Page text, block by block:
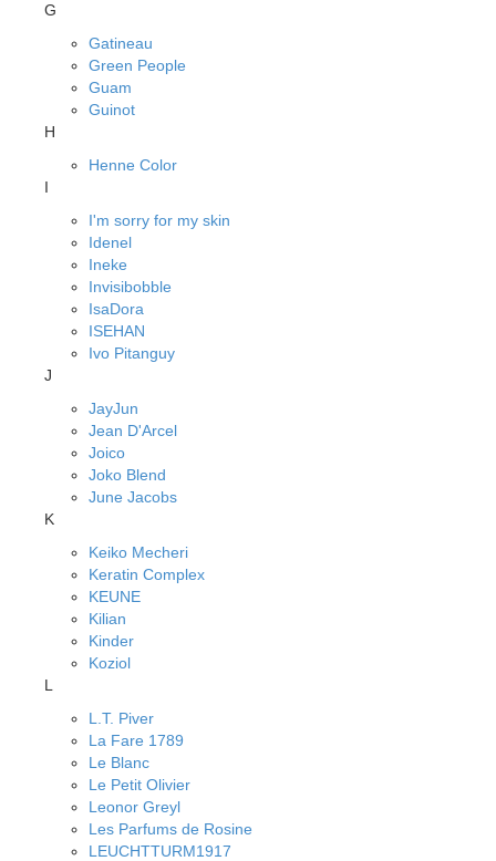
G
Gatineau
Green People
Guam
Guinot
H
Henne Color
I
I'm sorry for my skin
Idenel
Ineke
Invisibobble
IsaDora
ISEHAN
Ivo Pitanguy
J
JayJun
Jean D'Arcel
Joico
Joko Blend
June Jacobs
K
Keiko Mecheri
Keratin Complex
KEUNE
Kilian
Kinder
Koziol
L
L.T. Piver
La Fare 1789
Le Blanc
Le Petit Olivier
Leonor Greyl
Les Parfums de Rosine
LEUCHTTURM1917